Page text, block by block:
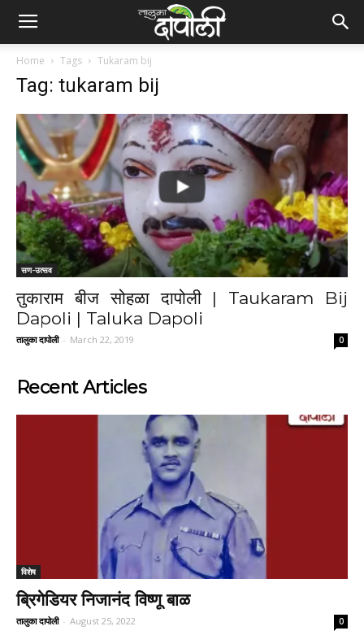
Home Tags Tukaram bij
Tag: tukaram bij
सण-उत्सव
तुकाराम बीज सोहळा दापोली | Taukaram Bij
Dapoli | Taluka Dapoli
तालुका दापोली - March 22, 2019 0
Recent Articles
विशेष
ब्रिगेडियर निजानंद विष्णू बाळ
तालुका दापोली - August 25, 2022 0